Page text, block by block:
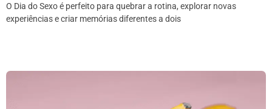
O Dia do Sexo é perfeito para quebrar a rotina, explorar novas
experiências e criar memórias diferentes a dois